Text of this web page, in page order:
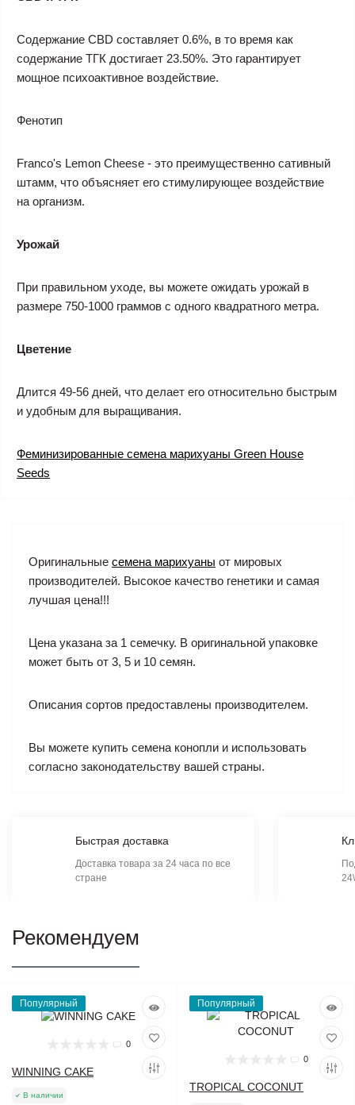
Содержание CBD составляет 0.6%, в то время как
содержание ТГК достигает 23.50%. Это гарантирует
мощное психоактивное воздействие.
Фенотип
Franco's Lemon Cheese - это преимущественно сативный
штамм, что объясняет его стимулирующее воздействие
на организм.
Урожай
При правильном уходе, вы можете ожидать урожай в
размере 750-1000 граммов с одного квадратного метра.
Цветение
Длится 49-56 дней, что делает его относительно быстрым
и удобным для выращивания.
Феминизированные семена марихуаны Green House
Seeds
Оригинальные семена марихуаны от мировых
производителей. Высокое качество генетики и самая
лучшая цена!!!
Цена указана за 1 семечку. В оригинальной упаковке
может быть от 3, 5 и 10 семян.
Описания сортов предоставлены производителем.
Вы можете купить семена конопли и использовать
согласно законодательству вашей страны.
Быстрая доставка
Доставка товара за 24 часа по все
стране
Рекомендуем
Популярный
0
WINNING CAKE
В наличии
Популярный
0
TROPICAL COCONUT